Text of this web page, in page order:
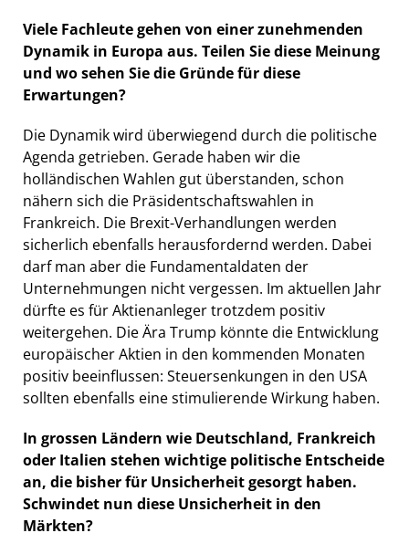
Viele Fachleute gehen von einer zunehmenden
Dynamik in Europa aus. Teilen Sie diese Meinung
und wo sehen Sie die Gründe für diese
Erwartungen?
Die Dynamik wird überwiegend durch die politische
Agenda getrieben. Gerade haben wir die
holländischen Wahlen gut überstanden, schon
nähern sich die Präsidentschaftswahlen in
Frankreich. Die Brexit-Verhandlungen werden
sicherlich ebenfalls herausfordernd werden. Dabei
darf man aber die Fundamentaldaten der
Unternehmungen nicht vergessen. Im aktuellen Jahr
dürfte es für Aktienanleger trotzdem positiv
weitergehen. Die Ära Trump könnte die Entwicklung
europäischer Aktien in den kommenden Monaten
positiv beeinflussen: Steuersenkungen in den USA
sollten ebenfalls eine stimulierende Wirkung haben.
In grossen Ländern wie Deutschland, Frankreich
oder Italien stehen wichtige politische Entscheide
an, die bisher für Unsicherheit gesorgt haben.
Schwindet nun diese Unsicherheit in den
Märkten?